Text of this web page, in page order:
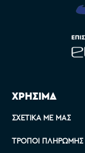
ΧΡΗΣΙΜΑ
ΣΧΕΤΙΚΆ ΜΕ ΜΑΣ
ΤΡΌΠΟΙ ΠΛΗΡΩΜΉΣ